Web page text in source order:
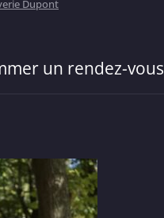
Dupont
un rendez-vous